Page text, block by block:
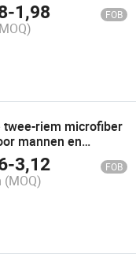
-1,98 FOB
twee-riem microfiber
mannen en
sandalen
druk voor
slippers
-3,12 FOB
(MOQ)